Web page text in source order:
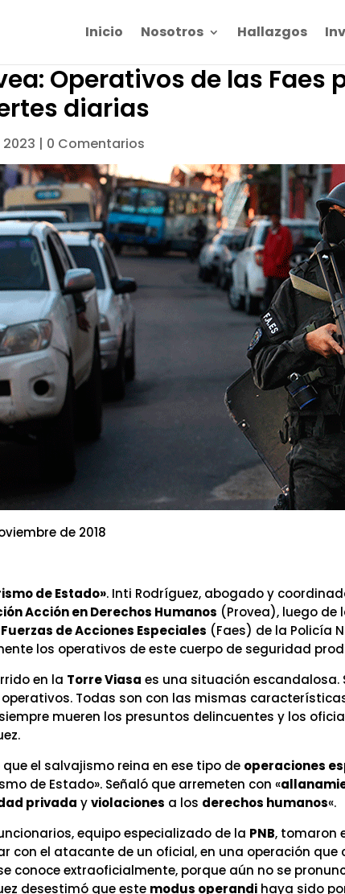
Inicio Nosotros Hallazgos
Operativos de las Faes
diarias
2023 | 0 Comentarios
de 2018
de Estado». Inti Rodríguez, abogado y
Acción en Derechos Humanos (Provea), luego de
Fuerzas de Acciones Especiales (Faes) de la Policía
los operativos de este cuerpo de seguridad
en la Torre Viasa es una situación escandalosa.
Todas son con las mismas
mueren los presuntos delincuentes y los
que el salvajismo reina en ese tipo de operaciones
de Estado». Señaló que arremeten con «
privada yviolaciones a los derechos humanos«.
equipo especializado de la PNB, tomaron
con el atacante de un oficial, en una operación
conoce extraoficialmente, porque aún no se
desestimó que este modus operandi haya sido